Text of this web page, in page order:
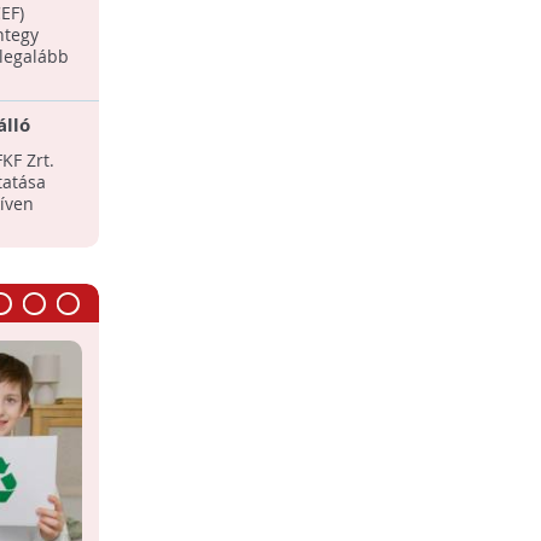
elZrt.